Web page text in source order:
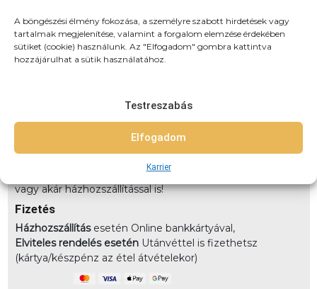
A böngészési élmény fokozása, a személyre szabott hirdetések vagy
tartalmak megjelenítése, valamint a forgalom elemzése érdekében
sütiket (cookie) használunk. Az "Elfogadom" gombra kattintva
hozzájárulhat a sütik használatához.
Elfogadom
Testreszabás
Karrier
Újpesten és környező kerületekbe
házhozszálítunk! 3km-es körzetben: 790Ft (teljes újpest)
3-4km-közt: 990 4-5,5km közt: 1490 5,5-7km-közt: 1890
7km-8km-ig: 2490 8km-10km-ig: 2990
Rendelésedet kérheted előrendeléssel elvitelre,
vagy akár házhozszállítással is!
Fizetés
Házhozszállításesetén Online bankkártyával,
Elviteles rendelés esetén Utánvéttel is fizethetsz
(kártya/készpénz az étel átvételekor)